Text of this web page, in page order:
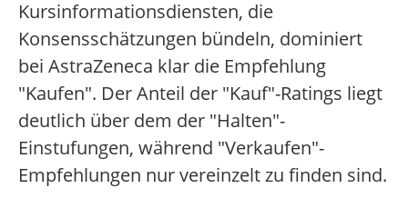
Kursinformationsdiensten, die
Konsensschätzungen bündeln, dominiert
bei AstraZeneca klar die Empfehlung
"Kaufen". Der Anteil der "Kauf"-Ratings liegt
deutlich über dem der "Halten"-
Einstufungen, während "Verkaufen"-
Empfehlungen nur vereinzelt zu finden sind.